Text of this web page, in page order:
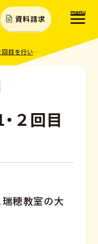
資料請求
12月イベント1・２回目を行いました！
２回目
穂教室の大